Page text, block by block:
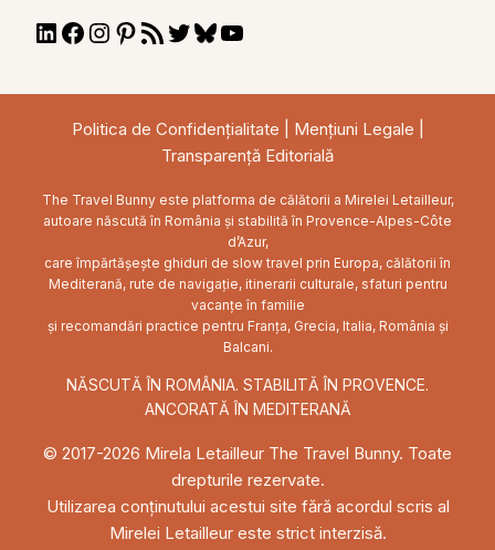
LinkedIn
Facebook
Instagram
Pinterest
RSSTwitterBluesky
Politica de Confidențialitate Mențiuni Legale
Transparență Editorială
The Travel Bunny este platforma de călătorii a Mirelei Letailleur,
autoare născută în România și stabilită în Provence-Alpes-Côte
d’Azur,
care împărtășește ghiduri de slow travel prin Europa, călătorii în
Mediterană, rute de navigație, itinerarii culturale, sfaturi pentru
vacanțe în familie
și recomandări practice pentru Franța, Grecia, Italia, România și
Balcani.
NĂSCUTĂ ÎN ROMÂNIA. STABILITĂ ÎN PROVENCE.
ANCORATĂ ÎN MEDITERANĂ
© 2017-2026 Mirela Letailleur The Travel Bunny. Toate
drepturile rezervate.
Utilizarea conținutului acestui site fără acordul scris al
Mirelei Letailleur este strict interzisă.